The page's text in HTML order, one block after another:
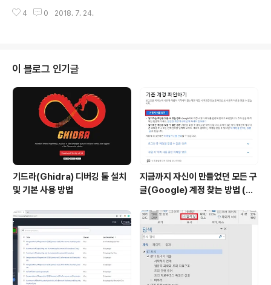
제합니다.docker rm (컨테이너 ID) -f: 특정 컨테이..
는 시간을 가져보았습니다. 다만 도커(Docker)에서 특정
'배포할 때만' 도커를 이용하는 식입니다. 이번 시간에는 그
러한 전반적인 과정을 익히는 시간을 가져보도록 하겠습니
다. 공유 폴더: 도커 머신과 Host OS가 파일을 공유하기
위해 사용하는 폴더를 의미합니다. 위와 같이 C 드라이브
내에 하나의 폴더를 만들어봅시다. 기본적으로 윈도우에서
도커 툴박스를 실행할 때는..
4 0 2018. 7. 24.
이 블로그 인기글
기드라(Ghidra) 디버깅 툴 설치
및 기본 사용 방법
지금까지 자신이 만들었던 모든 구
글(Google) 계정 찾는 방법 (핸